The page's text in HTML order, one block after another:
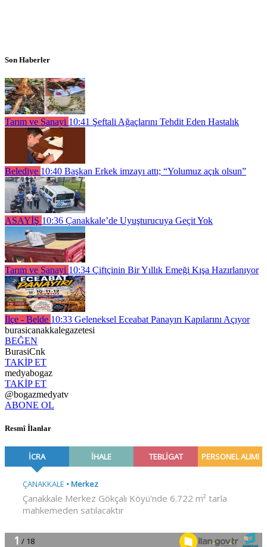
Son Haberler
Tarım ve Sanayi 10:41 Şeftali Ağaçlarını Tehdit Eden Hastalık
Belediye 10:40 Başkan Erkek imzayı attı; “Yolumuz açık olsun”
ASAYİŞ 10:36 Çanakkale’de Uyuşturucuya Geçit Yok
Tarım ve Sanayi 10:34 Çiftçinin Bir Yıllık Emeği Kışa Hazırlanıyor
İlçe - Belde 10:33 Geleneksel Eceabat Panayırı Kapılarını Açıyor
burasicanakkalegazetesi
BEĞEN
BurasiCnk
TAKİP ET
medyabogaz
TAKİP ET
@bogazmedyatv
ABONE OL
Resmî İlanlar